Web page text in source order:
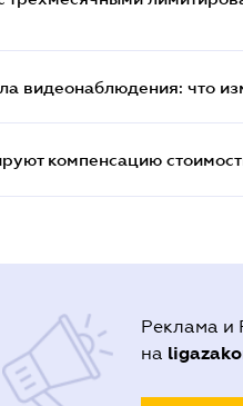
видеонаблюдения: что
компенсацию
Реклама и
на